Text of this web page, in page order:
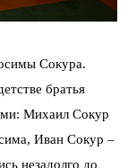
Сокура.
братья
Михаил Сокур
Иван Сокур –
незадолго до